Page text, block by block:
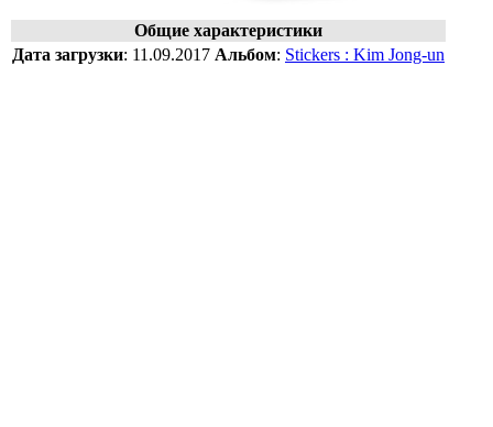
Общие характеристики
Дата загрузки: 11.09.2017 Альбом: Stickers : Kim Jong-un